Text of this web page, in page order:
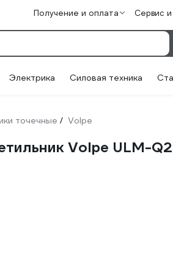
Получение и оплата Сервис
Электрика Силовая техника
точечные / Volpe
Volpe ULM-